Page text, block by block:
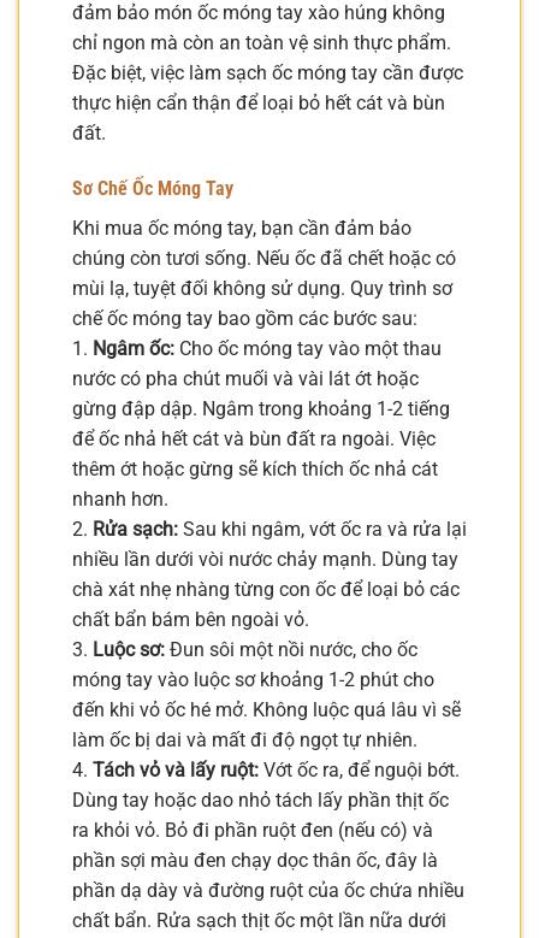
đảm bảo món ốc móng tay xào húng không
chỉ ngon mà còn an toàn vệ sinh thực phẩm.
Đặc biệt, việc làm sạch ốc móng tay cần được
thực hiện cẩn thận để loại bỏ hết cát và bùn
đất.
Sơ Chế Ốc Móng Tay
Khi mua ốc móng tay, bạn cần đảm bảo
chúng còn tươi sống. Nếu ốc đã chết hoặc có
mùi lạ, tuyệt đối không sử dụng. Quy trình sơ
chế ốc móng tay bao gồm các bước sau:
1. Ngâm ốc: Cho ốc móng tay vào một thau
nước có pha chút muối và vài lát ớt hoặc
gừng đập dập. Ngâm trong khoảng 1-2 tiếng
để ốc nhả hết cát và bùn đất ra ngoài. Việc
thêm ớt hoặc gừng sẽ kích thích ốc nhả cát
nhanh hơn.
2. Rửa sạch: Sau khi ngâm, vớt ốc ra và rửa lại
nhiều lần dưới vòi nước chảy mạnh. Dùng tay
chà xát nhẹ nhàng từng con ốc để loại bỏ các
chất bẩn bám bên ngoài vỏ.
3. Luộc sơ: Đun sôi một nồi nước, cho ốc
móng tay vào luộc sơ khoảng 1-2 phút cho
đến khi vỏ ốc hé mở. Không luộc quá lâu vì sẽ
làm ốc bị dai và mất đi độ ngọt tự nhiên.
4. Tách vỏ và lấy ruột: Vớt ốc ra, để nguội bớt.
Dùng tay hoặc dao nhỏ tách lấy phần thịt ốc
ra khỏi vỏ. Bỏ đi phần ruột đen (nếu có) và
phần sợi màu đen chạy dọc thân ốc, đây là
phần dạ dày và đường ruột của ốc chứa nhiều
chất bẩn. Rửa sạch thịt ốc một lần nữa dưới